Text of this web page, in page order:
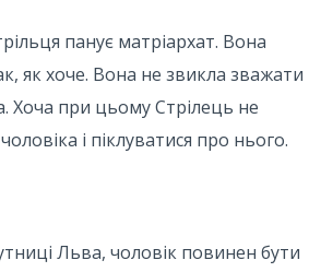
панує матріархат. Вона
як хоче. Вона не звикла зважати
Хоча при цьому Стрілець не
і піклуватися про нього.
Льва, чоловік повинен бути